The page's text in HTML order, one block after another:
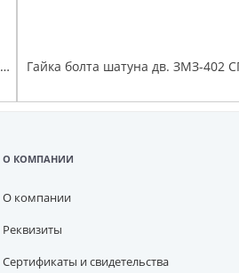
Болт М12х1,75х 60 поворотного кулака Г-3302 Гайка болта шатуна дв. ЗМЗ-402
О КОМПАНИИ
О компании
Реквизиты
Сертификаты и свидетельства